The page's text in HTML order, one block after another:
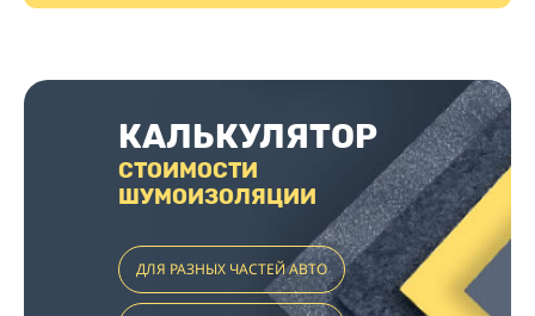
КАЛЬКУЛЯТОР
СТОИМОСТИ
ШУМОИЗОЛЯЦИИ
ДЛЯ РАЗНЫХ ЧАСТЕЙ АВТО